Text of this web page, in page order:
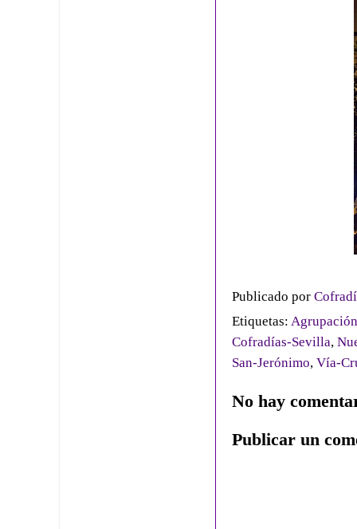
Publicado por
Etiquetas:
Cofradías-Sevilla,
San-Jerónimo, Vía-
No hay
Publicar un